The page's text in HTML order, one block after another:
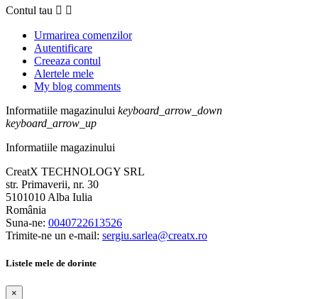
Contul tau  
Urmarirea comenzilor
Autentificare
Creeaza contul
Alertele mele
My blog comments
Informatiile magazinului keyboard_arrow_down
keyboard_arrow_up
Informatiile magazinului
CreatX TECHNOLOGY SRL
str. Primaverii, nr. 30
5101010 Alba Iulia
România
Suna-ne: 0040722613526
Trimite-ne un e-mail: sergiu.sarlea@creatx.ro
Listele mele de dorinte
×